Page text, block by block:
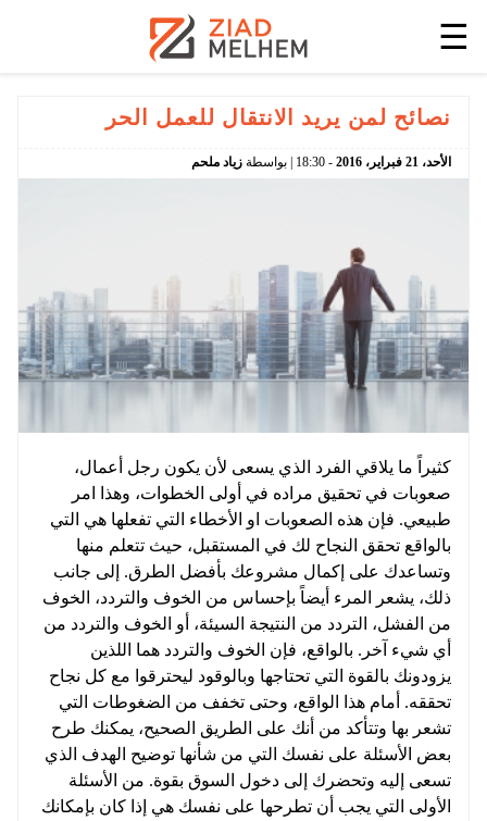
☰
نصائح لمن يريد الانتقال للعمل الحر
الأحد، 21 فبراير، 2016
-
18:30 | بواسطة زياد ملحم
كثيراً ما يلاقي الفرد الذي يسعى لأن يكون رجل أعمال،
صعوبات في تحقيق مراده في أولى الخطوات، وهذا امر
طبيعي. فإن هذه الصعوبات او الأخطاء التي تفعلها هي التي
بالواقع تحقق النجاح لك في المستقبل، حيث تتعلم منها
وتساعدك على إكمال مشروعك بأفضل الطرق. إلى جانب
ذلك، يشعر المرء أيضاً بإحساس من الخوف والتردد، الخوف
من الفشل، التردد من النتيجة السيئة، أو الخوف والتردد من
أي شيء آخر. بالواقع، فإن الخوف والتردد هما اللذين
يزودونك بالقوة التي تحتاجها وبالوقود ليحترقوا مع كل نجاح
تحققه. أمام هذا الواقع، وحتى تخفف من الضغوطات التي
تشعر بها وتتأكد من أنك على الطريق الصحيح، يمكنك طرح
بعض الأسئلة على نفسك التي من شأنها توضيح الهدف الذي
تسعى إليه وتحضرك إلى دخول السوق بقوة. من الأسئلة
الأولى التي يجب أن تطرحها على نفسك هي إذا كان بإمكانك